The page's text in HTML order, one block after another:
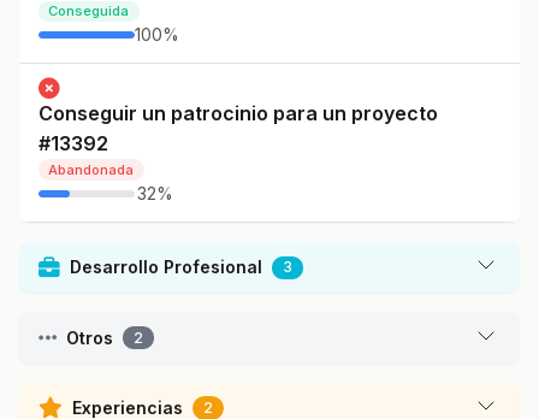
Conseguida
100%
Conseguir un patrocinio para un proyecto
#13392
Abandonada
32%
Desarrollo Profesional 3
Otros 2
Experiencias 2